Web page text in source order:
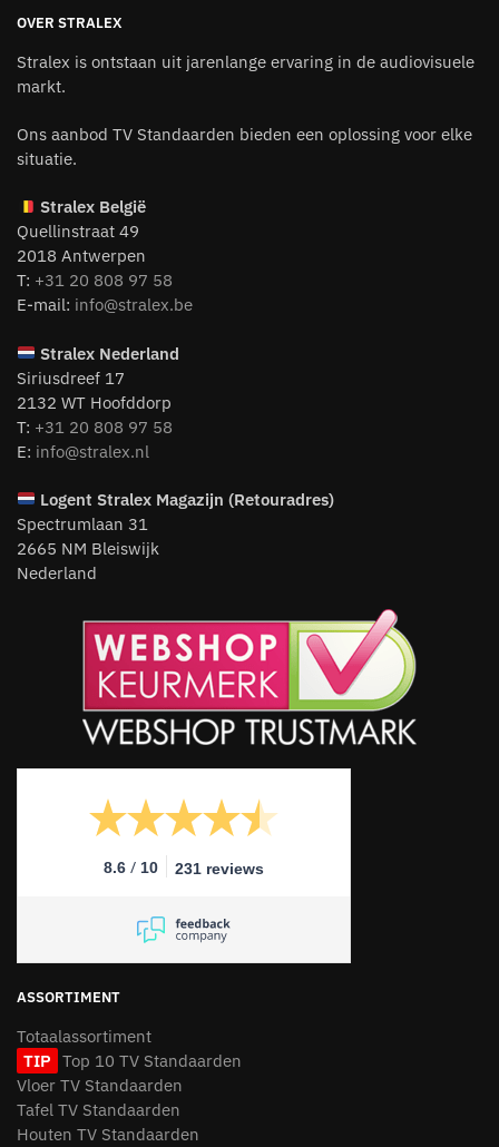
OVER STRALEX
Stralex is ontstaan uit jarenlange ervaring in de audiovisuele
markt.
Ons aanbod TV Standaarden bieden een oplossing voor elke
situatie.
Stralex België
Quellinstraat 49
2018 Antwerpen
T: +31 20 808 97 58
E-mail: info@stralex.be
Stralex Nederland
Siriusdreef 17
2132 WT Hoofddorp
T: +31 20 808 97 58
E: info@stralex.nl
LogentStralex Magazijn (Retouradres)
Spectrumlaan 31
2665 NM Bleiswijk
Nederland
8.6 / 10 231 reviews
ASSORTIMENT
Totaalassortiment
TIP Top 10 TV Standaarden
Vloer TV Standaarden
Tafel TV Standaarden
Houten TV Standaarden